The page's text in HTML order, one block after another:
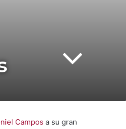
Campos a su gran